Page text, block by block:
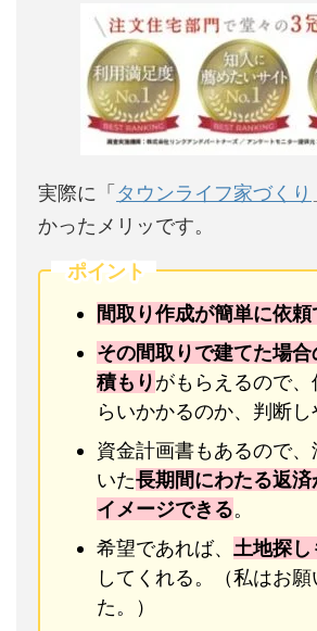
実際に「 タウンライフ家づくり
かったメリッです。
ポイント
間取り作成が簡単に依頼
その間取りで建てた場
積もりがもらえるので、
らいかかるのか、判断し
資金計画書もあるので、
いた長期間にわたる返済
イメージできる。
希望であれば、 土地探
してくれる。（私はお願
た。）